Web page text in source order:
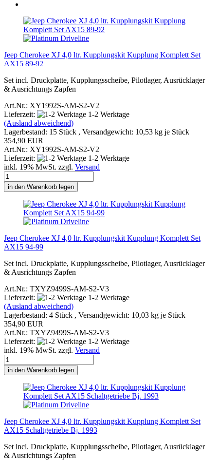
Jeep Cherokee XJ 4,0 ltr. Kupplungskit Kupplung Komplett Set
AX15 89-92
Set incl. Druckplatte, Kupplungsscheibe, Pilotlager, Ausrücklager
& Ausrichtungs Zapfen
Art.Nr.: XY1992S-AM-S2-V2
Lieferzeit:
1-2 Werktage
(Ausland abweichend)
Lagerbestand: 15 Stück , Versandgewicht: 10,53 kg je Stück
354,90 EUR
Art.Nr.: XY1992S-AM-S2-V2
Lieferzeit:
1-2 Werktage
inkl. 19% MwSt. zzgl. Versand
in den Warenkorb legen
Jeep Cherokee XJ 4,0 ltr. Kupplungskit Kupplung Komplett Set
AX15 94-99
Set incl. Druckplatte, Kupplungsscheibe, Pilotlager, Ausrücklager
& Ausrichtungs Zapfen
Art.Nr.: TXYZ9499S-AM-S2-V3
Lieferzeit:
1-2 Werktage
(Ausland abweichend)
Lagerbestand: 4 Stück , Versandgewicht: 10,03 kg je Stück
354,90 EUR
Art.Nr.: TXYZ9499S-AM-S2-V3
Lieferzeit:
1-2 Werktage
inkl. 19% MwSt. zzgl. Versand
in den Warenkorb legen
Jeep Cherokee XJ 4,0 ltr. Kupplungskit Kupplung Komplett Set
AX15 Schaltgetriebe Bj. 1993
Set incl. Druckplatte, Kupplungsscheibe, Pilotlager, Ausrücklager
& Ausrichtungs Zapfen